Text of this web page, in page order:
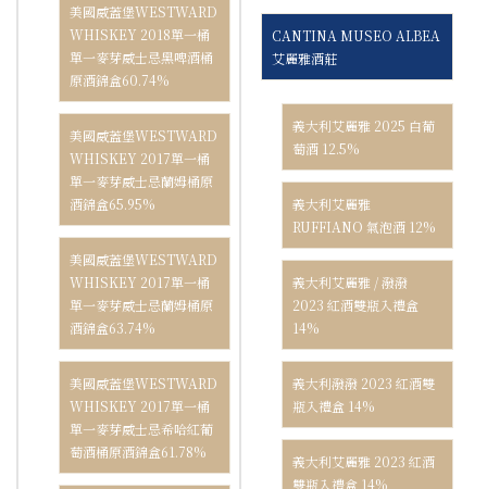
美國威蓋堡WESTWARD
WHISKEY 2018單一桶
單一麥芽威士忌黑啤酒桶
原酒錦盒60.74%
美國威蓋堡WESTWARD
WHISKEY 2017單一桶
單一麥芽威士忌蘭姆桶原
酒錦盒65.95%
美國威蓋堡WESTWARD
WHISKEY 2017單一桶
單一麥芽威士忌蘭姆桶原
酒錦盒63.74%
美國威蓋堡WESTWARD
WHISKEY 2017單一桶
單一麥芽威士忌希哈紅葡
萄酒桶原酒錦盒61.78%
CANTINA MUSEO ALBEA
艾麗雅酒莊
義大利艾麗雅 2025 白葡
萄酒 12.5%
義大利艾麗雅
RUFFIANO 氣泡酒 12%
義大利艾麗雅 / 潑潑
2023 紅酒雙瓶入禮盒
14%
義大利潑潑 2023 紅酒雙
瓶入禮盒 14%
義大利艾麗雅 2023 紅酒
雙瓶入禮盒 14%